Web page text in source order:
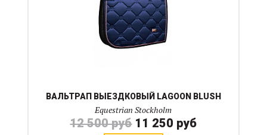
ВАЛЬТРАП ВЫЕЗДКОВЫЙ LAGOON BLUSH
Equestrian Stockholm
12 500 руб 11 250 руб